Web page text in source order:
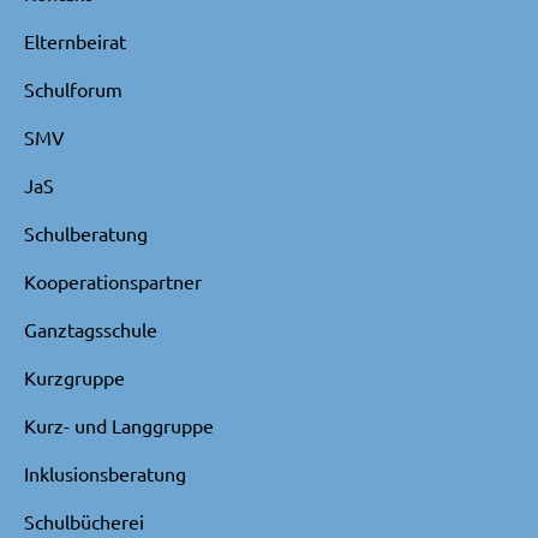
Elternbeirat
Schulforum
SMV
JaS
Schulberatung
Kooperationspartner
Ganztagsschule
Kurzgruppe
Kurz- und Langgruppe
Inklusionsberatung
Schulbücherei